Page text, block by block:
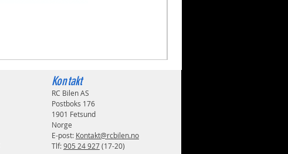
Kontakt
RC Bilen AS
Postboks 176
1901 Fetsund
Norge
E-post: Kontakt@rcbilen.no
Tlf:905 24 927(17-20)